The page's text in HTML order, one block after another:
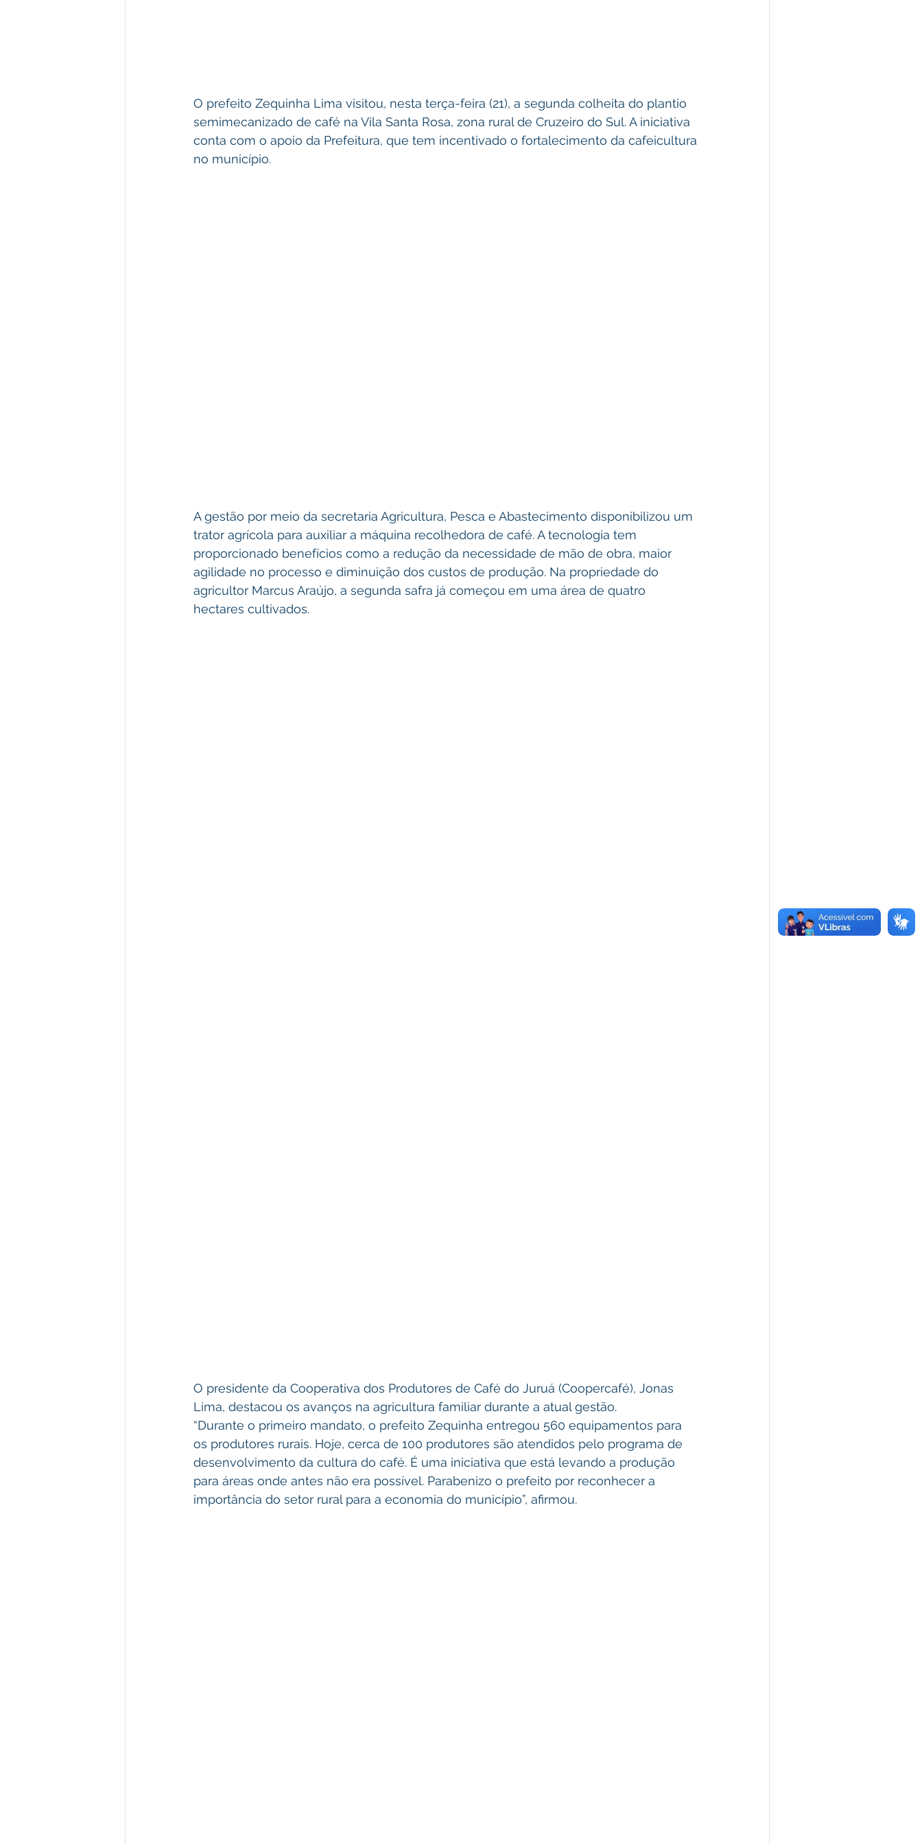
O prefeito Zequinha Lima visitou, nesta terça-feira (21), a segunda colheita do plantio
semimecanizado de café na Vila Santa Rosa, zona rural de Cruzeiro do Sul. A iniciativa
conta com o apoio da Prefeitura, que tem incentivado o fortalecimento da cafeicultura
no município.
A gestão por meio da secretaria Agricultura, Pesca e Abastecimento disponibilizou um
trator agrícola para auxiliar a máquina recolhedora de café. A tecnologia tem
proporcionado benefícios como a redução da necessidade de mão de obra, maior
agilidade no processo e diminuição dos custos de produção. Na propriedade do
agricultor Marcus Araújo, a segunda safra já começou em uma área de quatro
hectares cultivados.
O presidente da Cooperativa dos Produtores de Café do Juruá (Coopercafé), Jonas
Lima, destacou os avanços na agricultura familiar durante a atual gestão.
“Durante o primeiro mandato, o prefeito Zequinha entregou 560 equipamentos para
os produtores rurais. Hoje, cerca de 100 produtores são atendidos pelo programa de
desenvolvimento da cultura do café. É uma iniciativa que está levando a produção
para áreas onde antes não era possível. Parabenizo o prefeito por reconhecer a
importância do setor rural para a economia do município”, afirmou.